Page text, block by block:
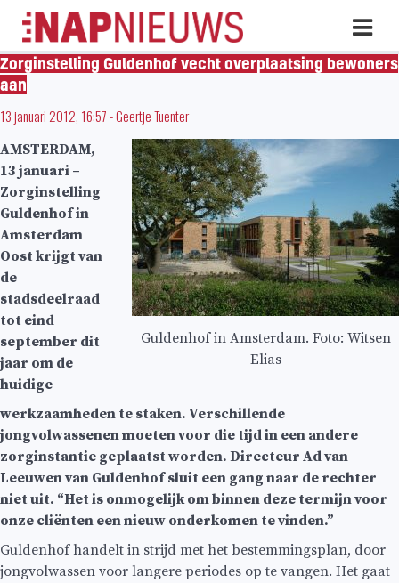
Skip
naar
inhoud
Zorginstelling Guldenhof vecht overplaatsing bewoners
aan
13 januari 2012, 16:57-Geertje Tuenter
Guldenhof in Amsterdam. Foto: Witsen
Elias
AMSTERDAM,
13 januari –
Zorginstelling
Guldenhof in
Amsterdam
Oost krijgt van
de
stadsdeelraad
tot eind
september dit
jaar om de
huidige
werkzaamheden te staken. Verschillende
jongvolwassenen moeten voor die tijd in een andere
zorginstantie geplaatst worden. Directeur Ad van
Leeuwen van Guldenhof sluit een gang naar de rechter
niet uit. “Het is onmogelijk om binnen deze termijn voor
onze cliënten een nieuw onderkomen te vinden.”
Guldenhof handelt in strijd met het bestemmingsplan, door
jongvolwassen voor langere periodes op te vangen. Het gaat